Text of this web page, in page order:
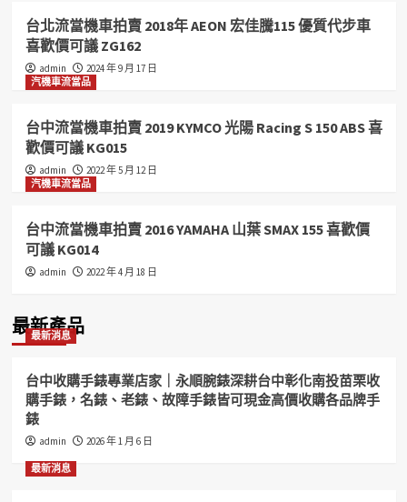
台北流當機車拍賣 2018年 AEON 宏佳騰115 優質代步車
喜歡價可議 ZG162
admin
2024 年 9 月 17 日
汽機車流當品
台中流當機車拍賣 2019 KYMCO 光陽 Racing S 150 ABS 喜
歡價可議 KG015
admin
2022 年 5 月 12 日
汽機車流當品
台中流當機車拍賣 2016 YAMAHA 山葉 SMAX 155 喜歡價
可議 KG014
admin 2022 年 4 月 18 日
最新產品
最新消息
台中收購手錶專業店家｜永順腕錶深耕台中彰化南投苗栗收
購手錶，名錶、老錶、故障手錶皆可現金高價收購各品牌手
錶
admin 2026 年 1 月 6 日
最新消息